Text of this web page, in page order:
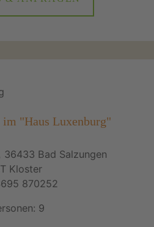
im "Haus Luxenburg"
36433 Bad Salzungen
Kloster
870252
9